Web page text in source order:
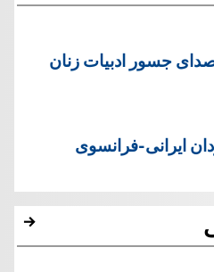
جسور ادبیات زنان
ایرانی-فرانسوی